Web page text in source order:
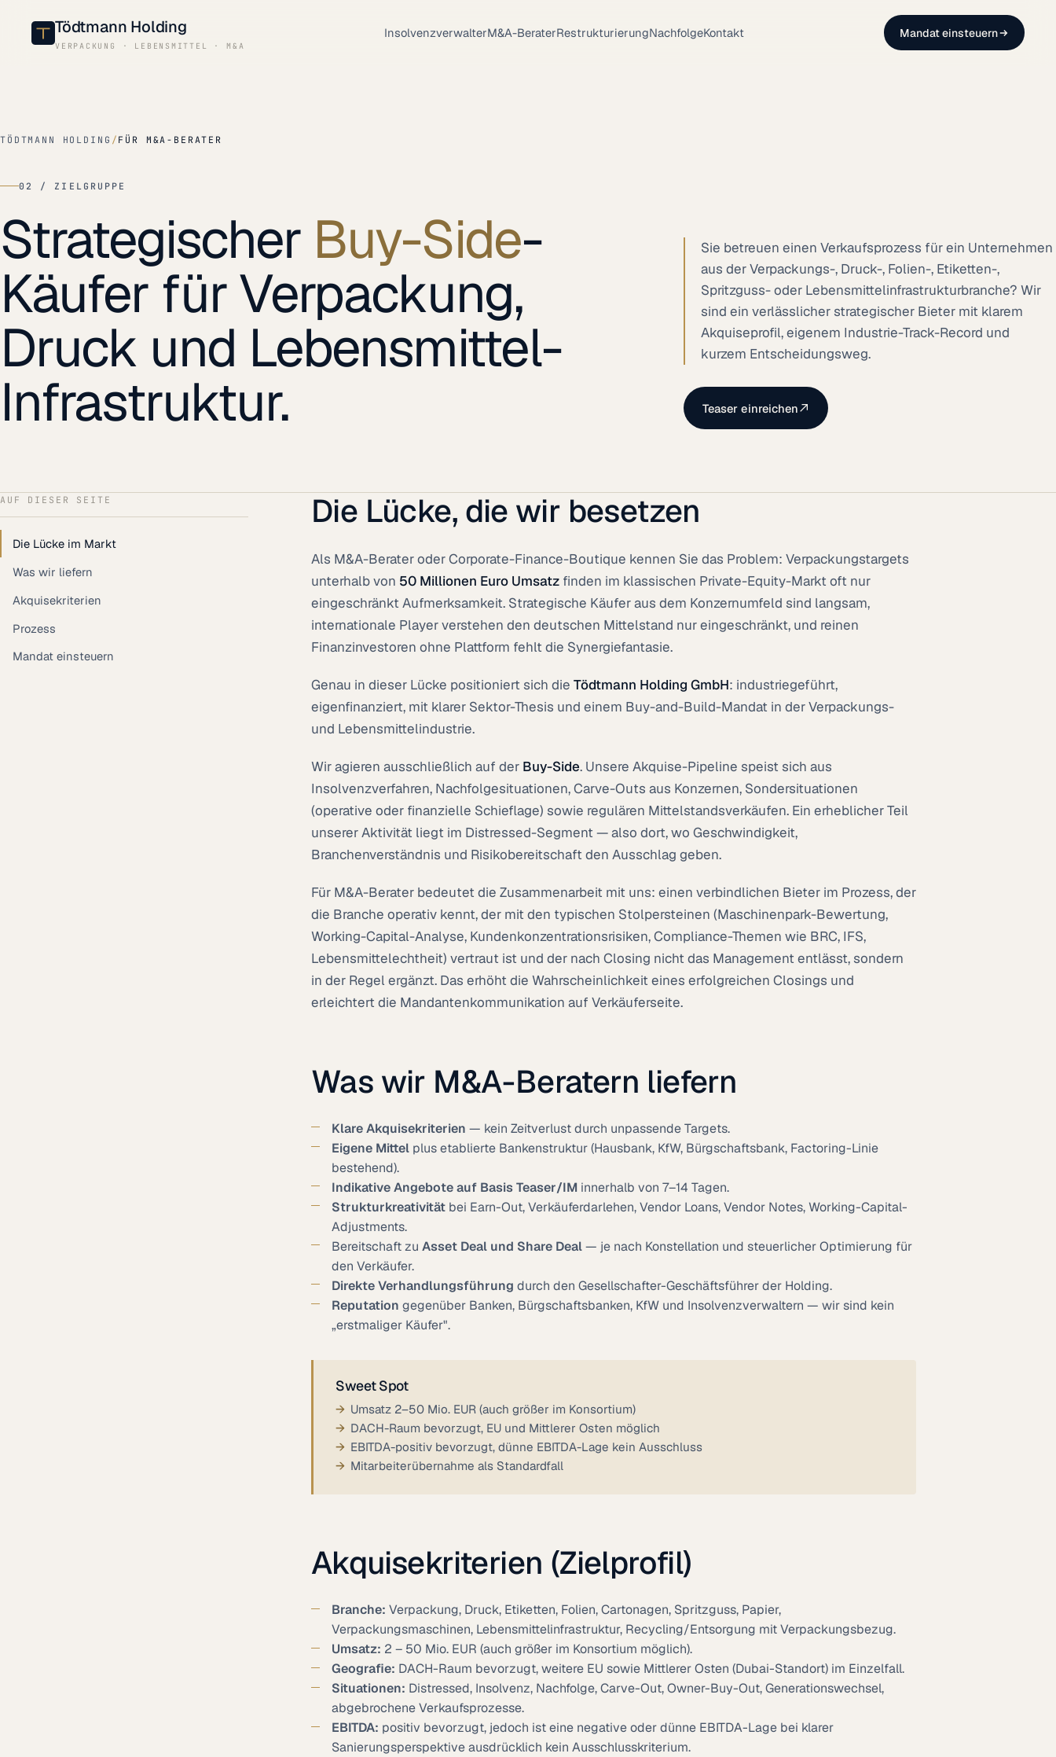
Tödtmann Holding
VERPACKUNG · LEBENSMITTEL · M&A
InsolvenzverwalterM&A-BeraterRestrukturierungNachfolgeKontakt Mandat einsteuern
TÖDTMANN HOLDING / FÜR M&A-BERATER
02 / ZIELGRUPPE
Strategischer Buy-Side-
Käufer für Verpackung,
Druck und Lebensmittel-
Infrastruktur.
Sie betreuen einen Verkaufsprozess für ein Unternehmen
aus der Verpackungs-, Druck-, Folien-, Etiketten-,
Spritzguss- oder Lebensmittelinfrastrukturbranche? Wir
sind ein verlässlicher strategischer Bieter mit klarem
Akquiseprofil, eigenem Industrie-Track-Record und
kurzem Entscheidungsweg.
Teaser einreichen
AUF DIESER SEITE
Die Lücke im Markt
Was wir liefern
Akquisekriterien
Prozess
Mandat einsteuern
Die Lücke, die wir besetzen
Als M&A-Berater oder Corporate-Finance-Boutique kennen Sie das Problem: Verpackungstargets
unterhalb von 50 Millionen Euro Umsatz finden im klassischen Private-Equity-Markt oft nur
eingeschränkt Aufmerksamkeit. Strategische Käufer aus dem Konzernumfeld sind langsam,
internationale Player verstehen den deutschen Mittelstand nur eingeschränkt, und reinen
Finanzinvestoren ohne Plattform fehlt die Synergiefantasie.
Genau in dieser Lücke positioniert sich die Tödtmann Holding GmbH: industriegeführt,
eigenfinanziert, mit klarer Sektor-Thesis und einem Buy-and-Build-Mandat in der Verpackungs-
und Lebensmittelindustrie.
Wir agieren ausschließlich auf der Buy-Side. Unsere Akquise-Pipeline speist sich aus
Insolvenzverfahren, Nachfolgesituationen, Carve-Outs aus Konzernen, Sondersituationen
(operative oder finanzielle Schieflage) sowie regulären Mittelstandsverkäufen. Ein erheblicher Teil
unserer Aktivität liegt im Distressed-Segment — also dort, wo Geschwindigkeit,
Branchenverständnis und Risikobereitschaft den Ausschlag geben.
Für M&A-Berater bedeutet die Zusammenarbeit mit uns: einen verbindlichen Bieter im Prozess, der
die Branche operativ kennt, der mit den typischen Stolpersteinen (Maschinenpark-Bewertung,
Working-Capital-Analyse, Kundenkonzentrationsrisiken, Compliance-Themen wie BRC, IFS,
Lebensmittelechtheit) vertraut ist und der nach Closing nicht das Management entlässt, sondern
in der Regel ergänzt. Das erhöht die Wahrscheinlichkeit eines erfolgreichen Closings und
erleichtert die Mandantenkommunikation auf Verkäuferseite.
Was wir M&A-Beratern liefern
Klare Akquisekriterien — kein Zeitverlust durch unpassende Targets.
Eigene Mittelplus etablierte Bankenstruktur (Hausbank, KfW, Bürgschaftsbank, Factoring-Linie
bestehend).
Indikative Angebote auf Basis Teaser/IMinnerhalb von 7–14 Tagen.
Strukturkreativitätbei Earn-Out, Verkäuferdarlehen, Vendor Loans, Vendor Notes, Working-Capital-
Adjustments.
Bereitschaft zu Asset Deal und Share Deal— je nach Konstellation und steuerlicher Optimierung für
den Verkäufer.
Direkte Verhandlungsführung durch den Gesellschafter-Geschäftsführer der Holding.
Reputation gegenüber Banken, Bürgschaftsbanken, KfW und Insolvenzverwaltern — wir sind kein
„erstmaliger Käufer".
Sweet Spot
Umsatz 2–50 Mio. EUR (auch größer im Konsortium)
DACH-Raum bevorzugt, EU und Mittlerer Osten möglich
EBITDA-positiv bevorzugt, dünne EBITDA-Lage kein Ausschluss
Mitarbeiterübernahme als Standardfall
Akquisekriterien (Zielprofil)
Branche: Verpackung, Druck, Etiketten, Folien, Cartonagen, Spritzguss, Papier,
Verpackungsmaschinen, Lebensmittelinfrastruktur, Recycling/Entsorgung mit Verpackungsbezug.
Umsatz: 2 – 50 Mio. EUR (auch größer im Konsortium möglich).
Geografie: DACH-Raum bevorzugt, weitere EU sowie Mittlerer Osten (Dubai-Standort) im Einzelfall.
Situationen: Distressed, Insolvenz, Nachfolge, Carve-Out, Owner-Buy-Out, Generationswechsel,
abgebrochene Verkaufsprozesse.
EBITDA: positiv bevorzugt, jedoch ist eine negative oder dünne EBITDA-Lage bei klarer
Sanierungsperspektive ausdrücklich kein Ausschlusskriterium.